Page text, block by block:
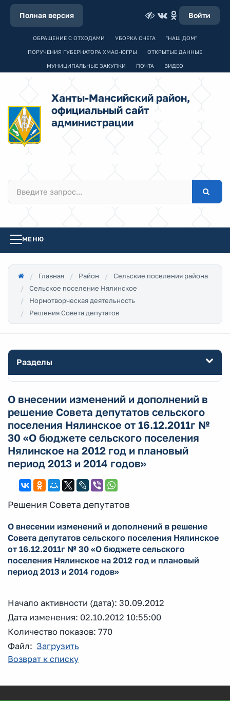
Полная версия Войти
ОБРАЩЕНИЕ С ОТХОДАМИ УБОРКА СНЕГА "НАШ ДОМ"
ПОРУЧЕНИЯ ГУБЕРНАТОРА ХМАО-ЮГРЫ ОТКРЫТЫЕ ДАННЫЕ
МУНИЦИПАЛЬНЫЕ ЗАКУПКИ ПОЧТА ВИДЕО
Ханты-Мансийский район,
официальный сайт
администрации
МЕНЮ
Главная Район
Сельские поселения района
Сельское поселение Нялинское
Нормотворческая деятельность
Решения Совета депутатов
Разделы
О внесении изменений и дополнений в
решение Совета депутатов сельского
поселения Нялинское от 16.12.2011г №
30 «О бюджете сельского поселения
Нялинское на 2012 год и плановый
период 2013 и 2014 годов»
Решения Совета депутатов
О внесении изменений и дополнений в решение
Совета депутатов сельского поселения Нялинское
от 16.12.2011г № 30 «О бюджете сельского
поселения Нялинское на 2012 год и плановый
период 2013 и 2014 годов»
Начало активности (дата): 30.09.2012
Дата изменения: 02.10.2012 10:55:00
Количество показов: 770
Файл: Загрузить
Возврат к списку